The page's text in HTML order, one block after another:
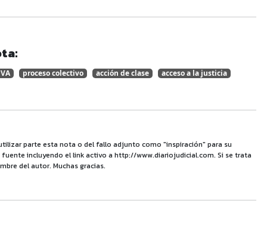
proceso colectivo acción de clase acceso a la justicia
parte esta nota o del fallo adjunto como "inspiración" para su
incluyendo el link activo a http://www.diariojudicial.com. Si se trata
del autor. Muchas gracias.